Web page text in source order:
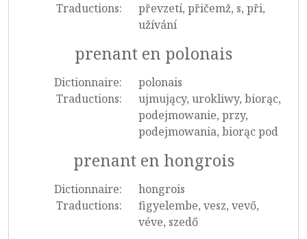
Traductions:
převzetí, přičemž, s, při,
užívání
prenant en polonais
Dictionnaire:
polonais
Traductions:
ujmujący, urokliwy, biorąc,
podejmowanie, przy,
podejmowania, biorąc pod
prenant en hongrois
Dictionnaire:
hongrois
Traductions:
figyelembe, vesz, vevő,
véve, szedő